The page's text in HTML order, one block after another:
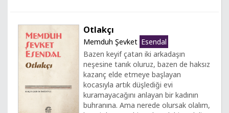
Otlakçı
Memduh Şevket Esendal
Bazen keyif çatan iki arkadaşın
neşesine tanık oluruz, bazen de haksız
kazanç elde etmeye başlayan
kocasıyla artık düşlediği evi
kuramayacağını anlayan bir kadının
buhranına. Ama nerede olursak olalım,